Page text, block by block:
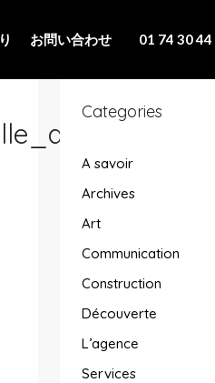
お問い合わせ 01 74 30 44
Categories
A savoir
Archives
Art
Communication
Construction
Découverte
L’agence
Services